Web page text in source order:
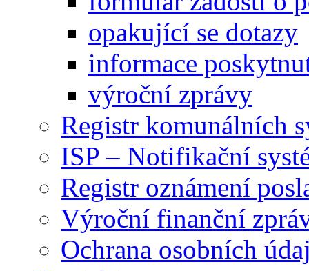
opakující se dotazy
informace
výroční zprávy
Registr komunálních
ISP – Notifikační
Registr oznámení
Výroční finanční
Ochrana osobních